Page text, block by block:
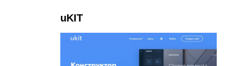
uKIT